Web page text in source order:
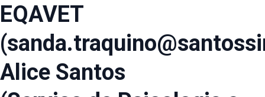
EQAVET
Alice Santos